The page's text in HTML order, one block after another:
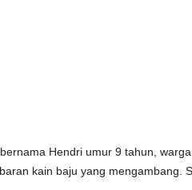
Hendri umur 9 tahun,
kain baju yang mengambang.